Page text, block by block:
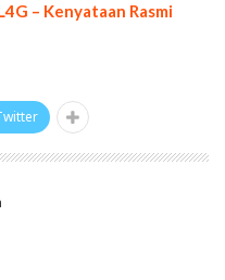
– Kenyataan Rasmi